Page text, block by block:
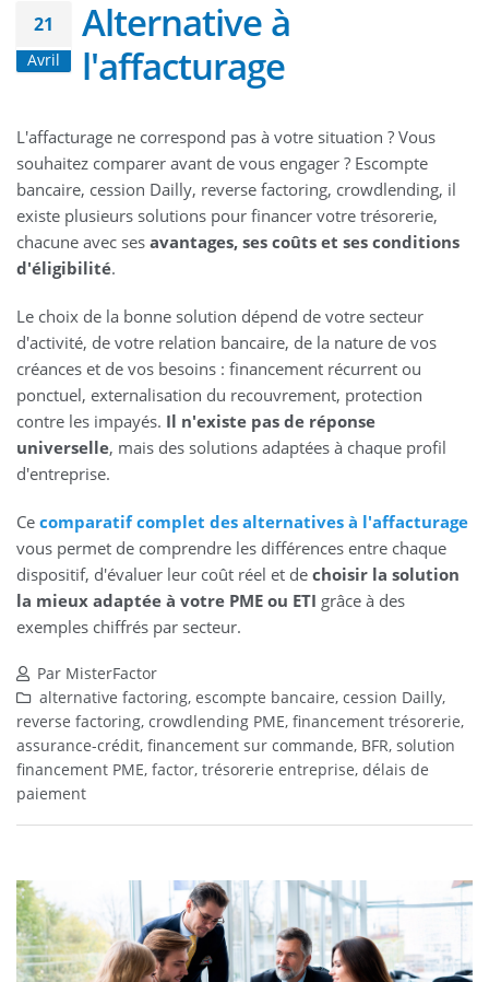
21
Avril
Alternative à
l'affacturage
L'affacturage ne correspond pas à votre situation ? Vous
souhaitez comparer avant de vous engager ? Escompte
bancaire, cession Dailly, reverse factoring, crowdlending, il
existe plusieurs solutions pour financer votre trésorerie,
chacune avec ses avantages, ses coûts et ses conditions
d'éligibilité.
Le choix de la bonne solution dépend de votre secteur
d'activité, de votre relation bancaire, de la nature de vos
créances et de vos besoins : financement récurrent ou
ponctuel, externalisation du recouvrement, protection
contre les impayés. Il n'existe pas de réponse
universelle, mais des solutions adaptées à chaque profil
d'entreprise.
Ce comparatif complet des alternatives à l'affacturage
vous permet de comprendre les différences entre chaque
dispositif, d'évaluer leur coût réel et de choisir la solution
la mieux adaptée à votre PME ou ETI grâce à des
exemples chiffrés par secteur.
Par MisterFactor
alternative factoring, escompte bancaire, cession Dailly,
reverse factoring, crowdlending PME, financement trésorerie,
assurance-crédit, financement sur commande, BFR, solution
financement PME, factor, trésorerie entreprise, délais de
paiement